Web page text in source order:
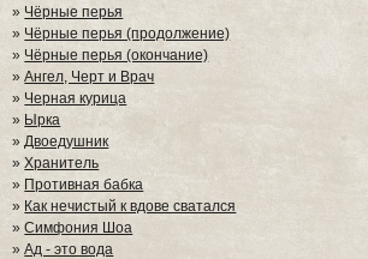
»Чёрные перья
» Чёрные перья (продолжение)
» Чёрные перья (окончание)
»Ангел, Черт и Врач
» Черная курица
» Ырка
»Двоедушник
»Хранитель
» Противная бабка
» Как нечистый к вдове сватался
»Симфония Шоа
»Ад - это вода